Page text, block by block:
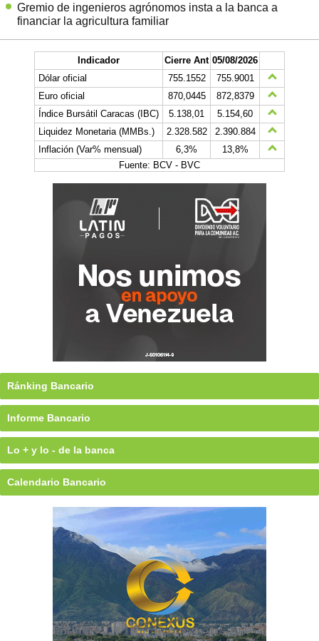
Gremio de ingenieros agrónomos insta a la banca a
financiar la agricultura familiar
Indicador Cierre Ant 05/08/2026
Dólar oficial
755.1552
755.9001
Euro oficial
870,0445
872,8379
Índice Bursátil Caracas (IBC)
5.138,01
5.154,60
Liquidez Monetaria (MMBs.)
2.328.582
2.390.884
Inflación (Var% mensual)
6,3%
13,8%
Fuente: BCV - BVC
Ránking Bancario
Informe Bancario
Lo + y lo - de la banca
Calendario Bancario